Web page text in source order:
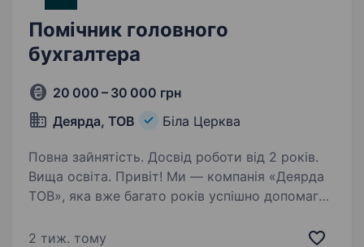
Помічник головного
бухгалтера
20 000 – 30 000 грн
Деярда, ТОВ
Біла Церква
Повна зайнятість. Досвід роботи від 2 років.
Вища освіта. Привіт! Ми — компанія «Деярда
ТОВ», яка вже багато років успішно допомагає
свинокомплекси за найсучаснішими
2 тиж. тому